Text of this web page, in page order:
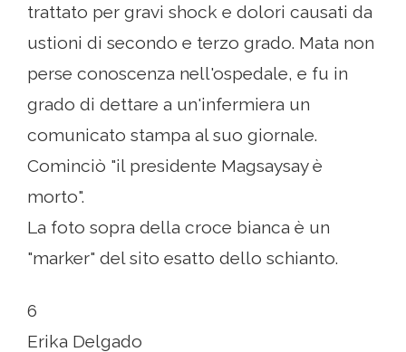
trattato per gravi shock e dolori causati da
ustioni di secondo e terzo grado. Mata non
perse conoscenza nell'ospedale, e fu in
grado di dettare a un'infermiera un
comunicato stampa al suo giornale.
Cominciò "il presidente Magsaysay è
morto".
La foto sopra della croce bianca è un
"marker" del sito esatto dello schianto.
6
Erika Delgado